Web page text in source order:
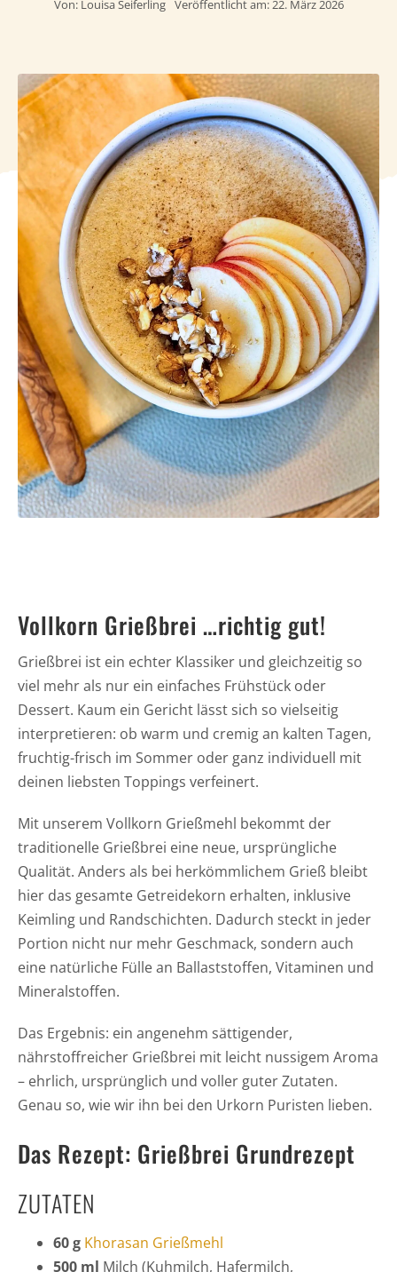
Von: Louisa Seiferling Veröffentlicht am: 22. März 2026
Vollkorn Grießbrei …richtig gut!
Grießbrei ist ein echter Klassiker und gleichzeitig so
viel mehr als nur ein einfaches Frühstück oder
Dessert. Kaum ein Gericht lässt sich so vielseitig
interpretieren: ob warm und cremig an kalten Tagen,
fruchtig-frisch im Sommer oder ganz individuell mit
deinen liebsten Toppings verfeinert.
Mit unserem Vollkorn Grießmehl bekommt der
traditionelle Grießbrei eine neue, ursprüngliche
Qualität. Anders als bei herkömmlichem Grieß bleibt
hier das gesamte Getreidekorn erhalten, inklusive
Keimling und Randschichten. Dadurch steckt in jeder
Portion nicht nur mehr Geschmack, sondern auch
eine natürliche Fülle an Ballaststoffen, Vitaminen und
Mineralstoffen.
Das Ergebnis: ein angenehm sättigender,
nährstoffreicher Grießbrei mit leicht nussigem Aroma
– ehrlich, ursprünglich und voller guter Zutaten.
Genau so, wie wir ihn bei den Urkorn Puristen lieben.
Das Rezept: Grießbrei Grundrezept
ZUTATEN
60 g Khorasan Grießmehl
500 ml Milch (Kuhmilch, Hafermilch,